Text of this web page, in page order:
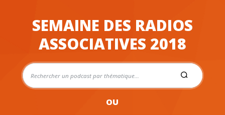
SEMAINE DES RADIOS
ASSOCIATIVES 2018
OU